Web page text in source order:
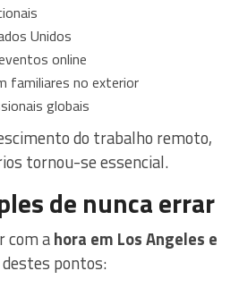
Unidos
online
familiares no exterior
globais
do trabalho remoto,
tornou-se essencial.
de nunca errar
com ahora em Los Angeles e
pontos: